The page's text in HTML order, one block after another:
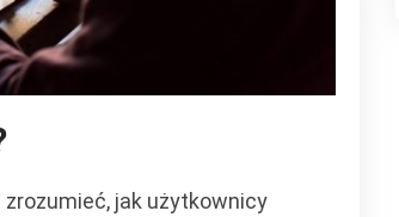
zrozumieć, jak użytkownicy